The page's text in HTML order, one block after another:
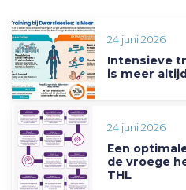
24 juni 2026
Intensieve
is meer
24 juni 2026
Een
de vroege
THL